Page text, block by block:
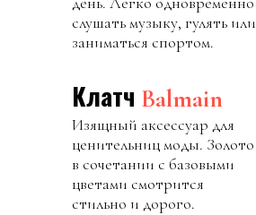
слушать музыку, гулять или
заниматься спортом.
Клатч Balmain
Изящный аксессуар для
ценительниц моды. Золото
в сочетании с базовыми
цветами смотрится
стильно и дорого.